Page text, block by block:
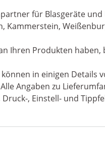
für Blasgeräte
Kammerstein,
Ihren Produkten
in einigen Details
Angaben zu
Druck-, Einstell- und